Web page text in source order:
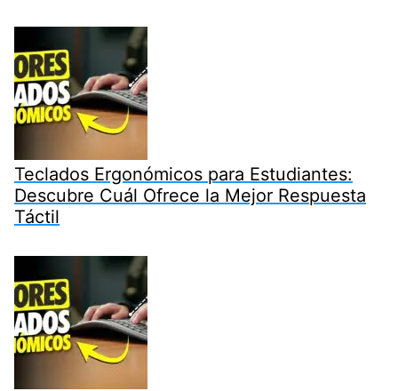
Teclados Ergonómicos para Estudiantes:
Descubre Cuál Ofrece la Mejor Respuesta
Táctil